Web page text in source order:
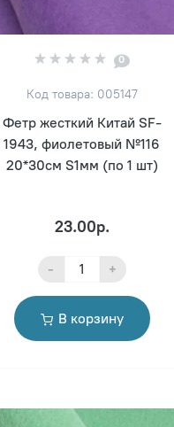
0
Код товара: 005147
Фетр жесткий Китай SF-
1943, фиолетовый №116
20*30см S1мм (по 1 шт)
23.00р.
- +
В корзину